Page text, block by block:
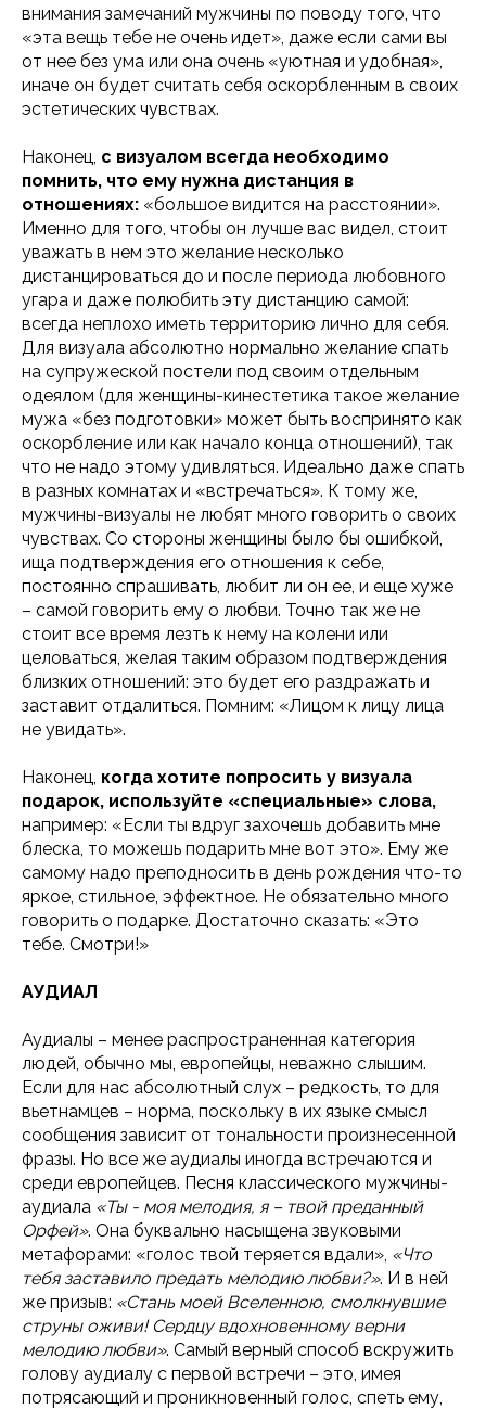
внимания замечаний мужчины по поводу того, что
«эта вещь тебе не очень идет», даже если сами вы
от нее без ума или она очень «уютная и удобная»,
иначе он будет считать себя оскорбленным в своих
эстетических чувствах.
Наконец, с визуалом всегда необходимо
помнить, что ему нужна дистанция в
отношениях: «большое видится на расстоянии».
Именно для того, чтобы он лучше вас видел, стоит
уважать в нем это желание несколько
дистанцироваться до и после периода любовного
угара и даже полюбить эту дистанцию самой:
всегда неплохо иметь территорию лично для себя.
Для визуала абсолютно нормально желание спать
на супружеской постели под своим отдельным
одеялом (для женщины-кинестетика такое желание
мужа «без подготовки» может быть воспринято как
оскорбление или как начало конца отношений), так
что не надо этому удивляться. Идеально даже спать
в разных комнатах и «встречаться». К тому же,
мужчины-визуалы не любят много говорить о своих
чувствах. Со стороны женщины было бы ошибкой,
ища подтверждения его отношения к себе,
постоянно спрашивать, любит ли он ее, и еще хуже
– самой говорить ему о любви. Точно так же не
стоит все время лезть к нему на колени или
целоваться, желая таким образом подтверждения
близких отношений: это будет его раздражать и
заставит отдалиться. Помним: «Лицом к лицу лица
не увидать».
Наконец, когда хотите попросить у визуала
подарок, используйте «специальные» слова,
например: «Если ты вдруг захочешь добавить мне
блеска, то можешь подарить мне вот это». Ему же
самому надо преподносить в день рождения что-то
яркое, стильное, эффектное. Не обязательно много
говорить о подарке. Достаточно сказать: «Это
тебе. Смотри!»
АУДИАЛ
Аудиалы – менее распространенная категория
людей, обычно мы, европейцы, неважно слышим.
Если для нас абсолютный слух – редкость, то для
вьетнамцев – норма, поскольку в их языке смысл
сообщения зависит от тональности произнесенной
фразы. Но все же аудиалы иногда встречаются и
среди европейцев. Песня классического мужчины-
аудиала «Ты - моя мелодия, я – твой преданный
Орфей». Она буквально насыщена звуковыми
метафорами: «голос твой теряется вдали», «Что
тебя заставило предать мелодию любви?». И в ней
же призыв: «Стань моей Вселенною, смолкнувшие
струны оживи! Сердцу вдохновенному верни
мелодию любви». Самый верный способ вскружить
голову аудиалу с первой встречи – это, имея
потрясающий и проникновенный голос, спеть ему,